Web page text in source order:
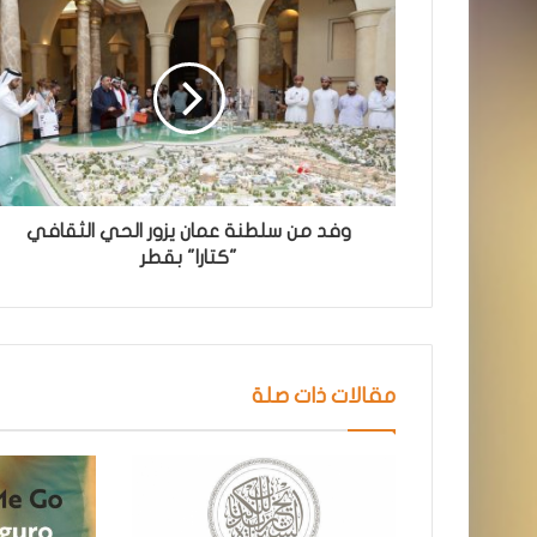
وفد من سلطنة عمان يزور الحي الثقافي
"كتارا" بقطر
مقالات ذات صلة